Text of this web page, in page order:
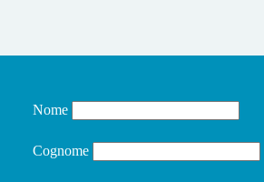
Nome
Cognome